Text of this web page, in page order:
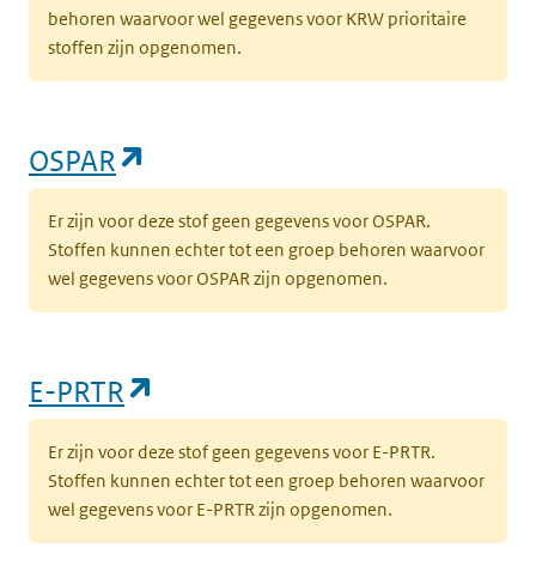
behoren waarvoor wel gegevens voor KRW prioritaire
stoffen zijn opgenomen.
OSPAR
Er zijn voor deze stof geen gegevens voor OSPAR.
Stoffen kunnen echter tot een groep behoren waarvoor
wel gegevens voor OSPAR zijn opgenomen.
E-PRTR
Er zijn voor deze stof geen gegevens voor E-PRTR.
Stoffen kunnen echter tot een groep behoren waarvoor
wel gegevens voor E-PRTR zijn opgenomen.